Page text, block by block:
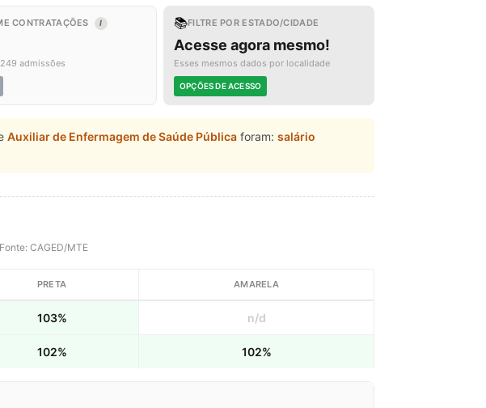
CONTRATAÇÕES I
admissões
📚FILTRE POR ESTADO/CIDADE
Acesse agora mesmo!
Esses mesmos dados por localidade
OPÇÕES DE ACESSO
Auxiliar de Enfermagem de Saúde Pública foram: salário
CAGED/MTE
PRETA AMARELA
103% n/d
102% 102%